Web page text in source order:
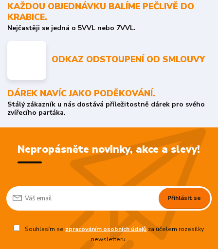
KAŽDOU OBJEDNÁVKU BALÍME PEČLIVĚ DO
KRABICE.
Nejčastěji se jedná o 5VVL nebo 7VVL.
ODKAZ ODSTOUPENÍ OD SMLOUVY
DÁREK NAVÍC JAKO PODĚKOVÁNÍ.
Stálý zákazník u nás dostává příležitostně dárek pro svého
zvířecího parťáka.
Nepropásněte novinky, akce a slevy!
Přihlásit se
Souhlasím se zpracováním osobních údajůza účelem rozesílky
newsletteru.